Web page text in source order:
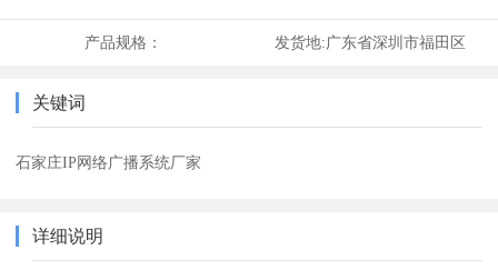
产品规格： 发货地:广东省深圳市福田区
关键词
石家庄IP网络广播系统厂家
详细说明